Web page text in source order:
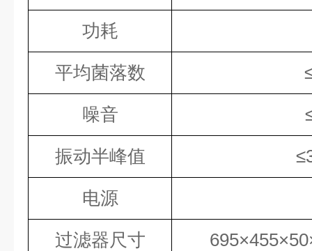
功耗
平均菌落数
噪音
振动半峰值
电源
过滤器尺寸